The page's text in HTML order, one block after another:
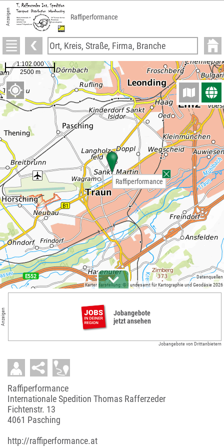
Anzeigen Raffiperformance
Kartendarstellung: © Bundesamt für Kartographie und Geodäsie 2026
Datenquellen
Raffiperformance
Anzeigen
Jobangebote
jetzt ansehen
Jobangebote von Drittanbietern
Raffiperformance
Internationale Spedition Thomas Rafferzeder
Fichtenstr. 13
4061 Pasching
http://raffiperformance.at